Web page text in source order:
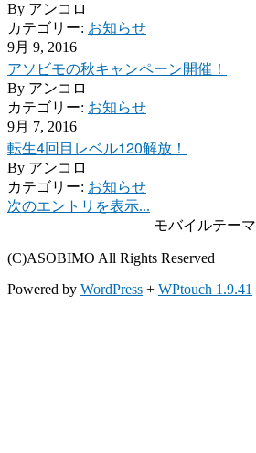
By アンコロ
カテゴリー: お知らせ
9月 9, 2016
アソビモの秋キャンペーン開催！
By アンコロ
カテゴリー: お知らせ
9月 7, 2016
転生4回目レベル120解放！
By アンコロ
カテゴリー: お知らせ
次のエントリを表示...
モバイルテーマ
(C)ASOBIMO All Rights Reserved
Powered by WordPress + WPtouch 1.9.41